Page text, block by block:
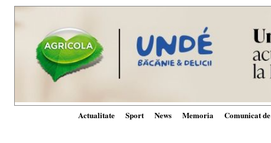
Actualitate Sport News Memoria Comunicat